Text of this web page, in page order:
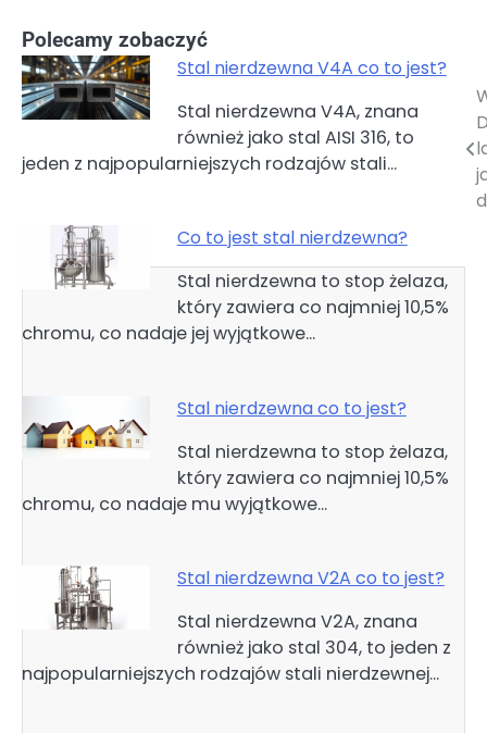
Polecamy zobaczyć
Stal nierdzewna V4A co to jest?
Stal nierdzewna V4A, znana
również jako stal AISI 316, to
jeden z najpopularniejszych rodzajów stali…
Co to jest stal nierdzewna?
Stal nierdzewna to stop żelaza,
który zawiera co najmniej 10,5%
chromu, co nadaje jej wyjątkowe…
Stal nierdzewna co to jest?
Stal nierdzewna to stop żelaza,
który zawiera co najmniej 10,5%
chromu, co nadaje mu wyjątkowe…
Stal nierdzewna V2A co to jest?
Stal nierdzewna V2A, znana
również jako stal 304, to jeden z
najpopularniejszych rodzajów stali nierdzewnej…
Nawigacja